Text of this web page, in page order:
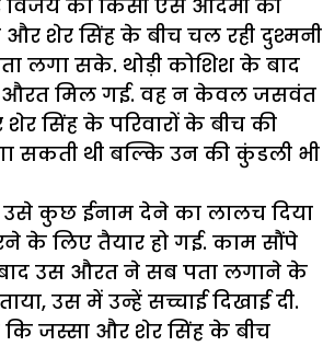
विजय को किसी ऐसे आदमी की
और शेर सिंह के बीच चल रही दुश्मनी
लगा सके. थोड़ी कोशिश के बाद
औरत मिल गई. वह न केवल जसवंत
सिंह के परिवारों के बीच की
सकती थी बल्कि उन की कुंडली भी
कुछ ईनाम देने का लालच दिया
के लिए तैयार हो गई. काम सौंपे
उस औरत ने सब पता लगाने के
उस में उन्हें सच्चाई दिखाई दी.
जस्सा और शेर सिंह के बीच